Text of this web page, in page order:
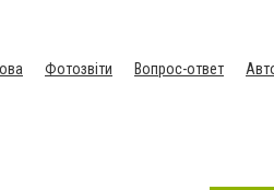
Фотозвіти Вопрос-ответ